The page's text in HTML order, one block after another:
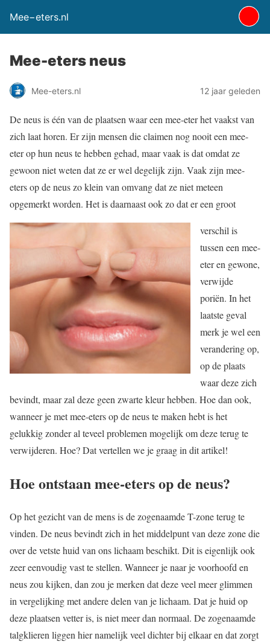
Mee−eters.nl
Mee-eters neus
Mee-eters.nl 12 jaar geleden
De neus is één van de plaatsen waar een mee-eter het vaakst van
zich laat horen. Er zijn mensen die claimen nog nooit een mee-
eter op hun neus te hebben gehad, maar vaak is dat omdat ze
gewoon niet weten dat ze er wel degelijk zijn. Vaak zijn mee-
eters op de neus zo klein van omvang dat ze niet meteen
opgemerkt worden. Het is daarnaast ook zo dat er een groot
verschil is
tussen een mee-
eter en gewone,
verwijde
poriën. In het
laatste geval
merk je wel een
verandering op,
op de plaats
waar deze zich
bevindt, maar zal deze geen zwarte kleur hebben. Hoe dan ook,
wanneer je met mee-eters op de neus te maken hebt is het
gelukkig zonder al teveel problemen mogelijk om deze terug te
verwijderen. Hoe? Dat vertellen we je graag in dit artikel!
Hoe ontstaan mee-eters op de neus?
Op het gezicht van de mens is de zogenaamde T-zone terug te
vinden. De neus bevindt zich in het middelpunt van deze zone die
over de vetste huid van ons lichaam beschikt. Dit is eigenlijk ook
zeer eenvoudig vast te stellen. Wanneer je naar je voorhoofd en
neus zou kijken, dan zou je merken dat deze veel meer glimmen
in vergelijking met andere delen van je lichaam. Dat je huid op
deze plaatsen vetter is, is niet meer dan normaal. De zogenaamde
talgklieren liggen hier namelijk veel dichter bij elkaar en dat zorgt